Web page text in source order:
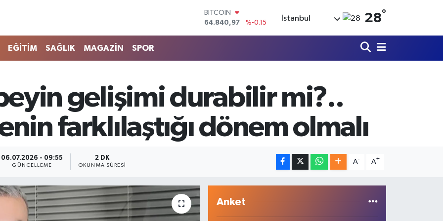
64.840,97
DOLAR
6660.55
%0
BİST100
13.779
%-14
İstanbul 28°
EĞİTİM SAĞLIK MAGAZİN SPOR
gelişimi durabilir mi?..
farklılaştığı dönem olmalı
06.07.2026 - 09:55
GÜNCELLEME
2 DK
OKUNMA SÜRESI
A- A+
Anket